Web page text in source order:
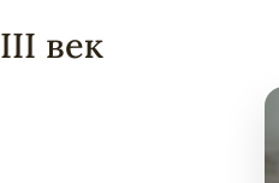
III век